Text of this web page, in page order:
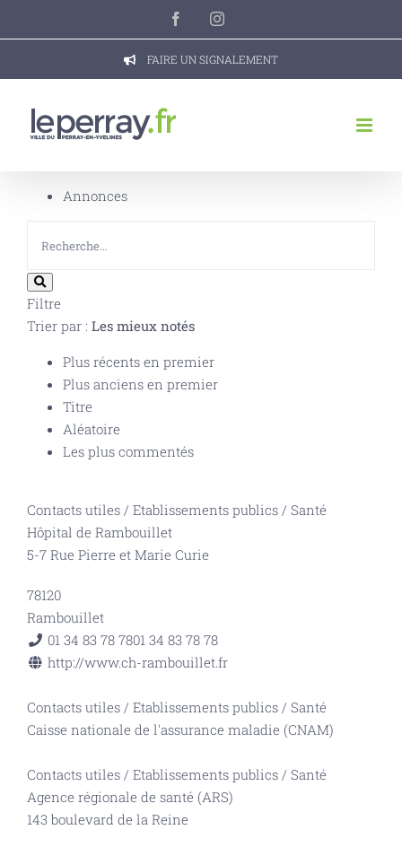
FacebookInstagram
FAIRE UN SIGNALEMENT
Annonces
Filtre
Trier par : Les mieux notés
Plus récents en premier
Plus anciens en premier
Titre
Aléatoire
Les plus commentés
Contacts utiles / Etablissements publics / Santé
Hôpital de Rambouillet
5-7 Rue Pierre et Marie Curie
78120
Rambouillet
01 34 83 78 7801 34 83 78 78
http://www.ch-rambouillet.fr
Contacts utiles / Etablissements publics / Santé
Caisse nationale de l'assurance maladie (CNAM)
Contacts utiles / Etablissements publics / Santé
Agence régionale de santé (ARS)
143 boulevard de la Reine